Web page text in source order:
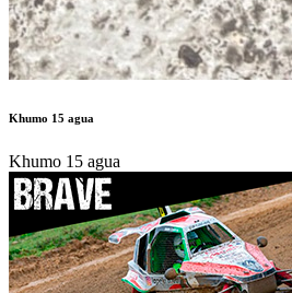
Khumo 15 agua
Khumo 15 agua